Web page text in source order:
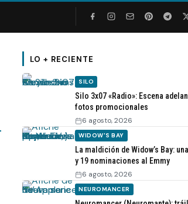
LO + RECIENTE
SILO
Silo 3x07 «Radio»: Escena
fotos promocionales
6 agosto, 2026
WIDOW'S BAY
La maldición de Widow’s Bay:
y 19 nominaciones al Emmy
6 agosto, 2026
NEUROMANCER